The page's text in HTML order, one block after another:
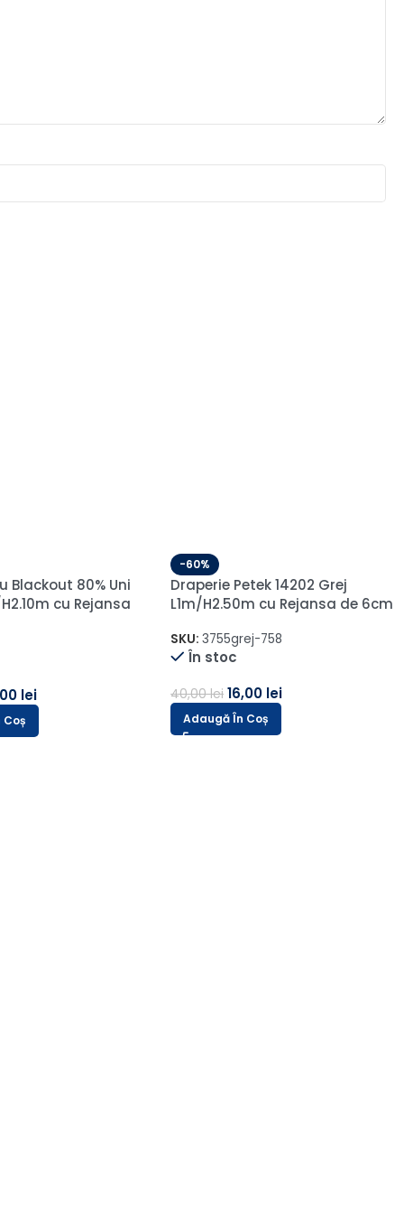
Catifea Premium
Gri
cu Rejansa de 6
lei
-60%
Draperie de Catifea Semi-
opaca 70% Gri Deschis
SKU: A18/ARS205-1-1
333,00lei 133,00 lei
Adaugă În Coș